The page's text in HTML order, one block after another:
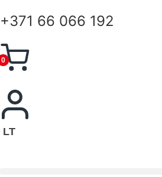
+371 66 066 192
0
LT